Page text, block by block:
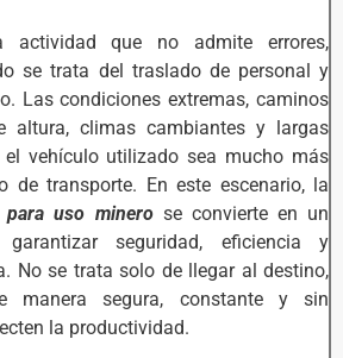
actividad que no admite errores,
se trata del traslado de personal y
Las condiciones extremas, caminos
altura, climas cambiantes y largas
el vehículo utilizado sea mucho más
de transporte. En este escenario, la
para uso minerose convierte en un
seguridad, eficiencia y
No se trata solo de llegar al destino,
manera segura, constante y sin
la productividad.